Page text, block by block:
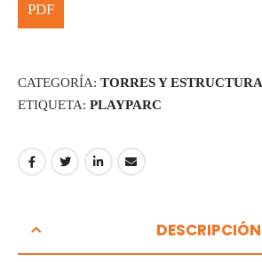
CATEGORÍA: TORRES Y
ETIQUETA: PLAYPARC
DESCRIPCIÓN